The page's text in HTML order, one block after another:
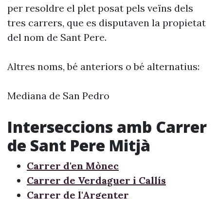
per resoldre el plet posat pels veïns dels
tres carrers, que es disputaven la propietat
del nom de Sant Pere.
Altres noms, bé anteriors o bé alternatius:
Mediana de San Pedro
Interseccions amb Carrer
de Sant Pere Mitjà
Carrer d'en Mònec
Carrer de Verdaguer i Callís
Carrer de l'Argenter